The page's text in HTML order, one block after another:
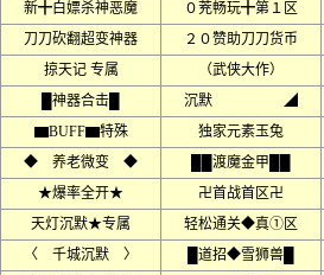
新╋白嫖杀神恶魔
０茺畅玩╋第１区
刀刀砍翻超变神器
２０赞助刀刀货币
掠天记 专属
（武侠大作）
█神器合击█
沉默 ◢
▆BUFF▆特殊
独家元素玉兔
◆ 养老微变 ◆
██渡魔金甲██
★爆率全开★
卍首战首区卍
天灯沉默★专属
轻松通关◆真①区
〈 千城沉默 〉
█道招◆雪狮兽█